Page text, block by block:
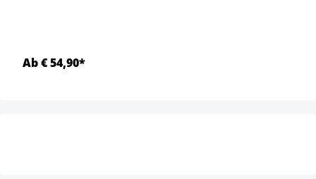
Ab € 54,90*